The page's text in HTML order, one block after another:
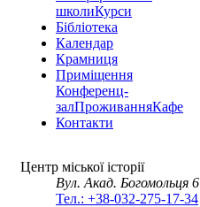
школиКурси
Бібліотека
Календар
Крамниця
Приміщення
Конференц-
залПроживанняКафе
Контакти
Центр міської історії
Вул. Акад. Богомольця 6
Тел.: +38-032-275-17-34